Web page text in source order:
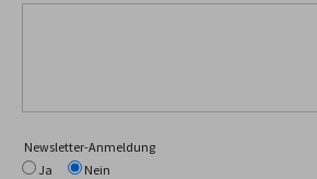
Newsletter-Anmeldung
Ja
Nein